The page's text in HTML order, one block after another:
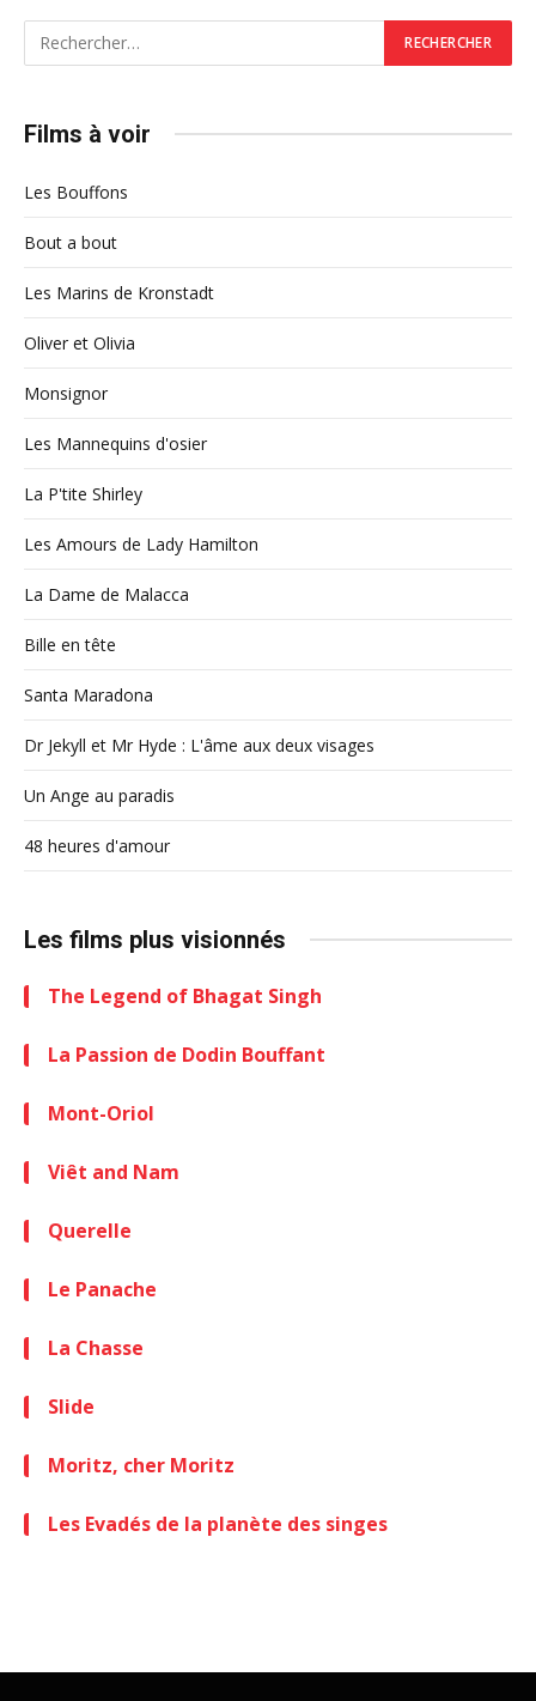
Films à voir
Les Bouffons
Bout a bout
Les Marins de Kronstadt
Oliver et Olivia
Monsignor
Les Mannequins d'osier
La P'tite Shirley
Les Amours de Lady Hamilton
La Dame de Malacca
Bille en tête
Santa Maradona
Dr Jekyll et Mr Hyde : L'âme aux deux visages
Un Ange au paradis
48 heures d'amour
Les films plus visionnés
The Legend of Bhagat Singh
La Passion de Dodin Bouffant
Mont-Oriol
Viêt and Nam
Querelle
Le Panache
La Chasse
Slide
Moritz, cher Moritz
Les Evadés de la planète des singes